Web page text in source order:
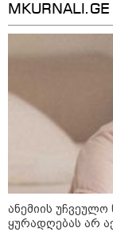
MKURNALI.GE
ანემიის
ყურადღებას არ